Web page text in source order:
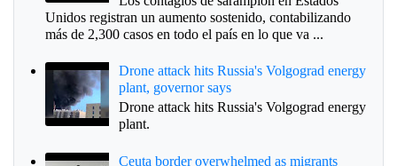
Unidos registran un aumento sostenido, contabilizando
más de 2,300 casos en todo el país en lo que va ...
Drone attack hits Russia's Volgograd energy
plant, governor says
Drone attack hits Russia's Volgograd energy
plant.
Ceuta border overwhelmed as migrants